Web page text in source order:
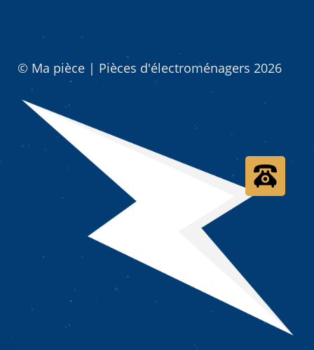
© Ma pièce | Pièces d'électroménagers 2026